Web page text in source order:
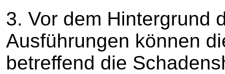
3. Vor dem Hintergrund
Ausführungen können
betreffend die